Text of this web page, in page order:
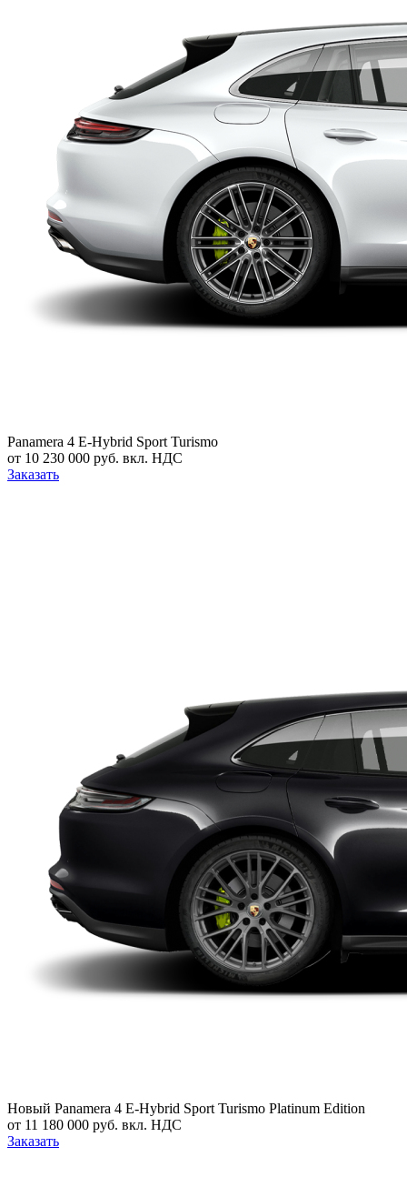
Panamera 4 E-Hybrid Sport Turismo
от 10 230 000 руб. вкл. НДС
Заказать
Новый Panamera 4 E-Hybrid Sport Turismo Platinum Edition
от 11 180 000 руб. вкл. НДС
Заказать